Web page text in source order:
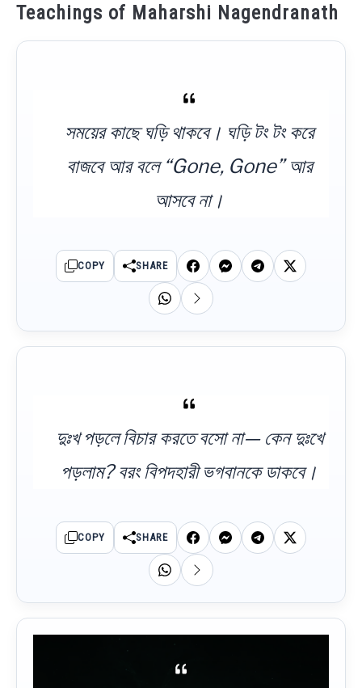
Teachings of Maharshi Nagendranath
সময়ের কাছে ঘড়ি থাকবে। ঘড়ি টং টং করে
বাজবে আর বলে “Gone, Gone” আর
আসবে না।
COPY SHARE
দুঃখ পড়লে বিচার করতে বসো না— কেন দুঃখে
পড়লাম? বরং বিপদহারী ভগবানকে ডাকবে।
COPY SHARE